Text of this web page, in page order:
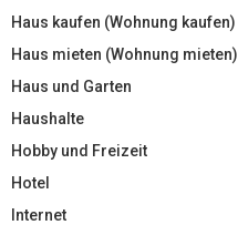
Haus kaufen (Wohnung kaufen)
Haus mieten (Wohnung mieten)
Haus und Garten
Haushalte
Hobby und Freizeit
Hotel
Internet